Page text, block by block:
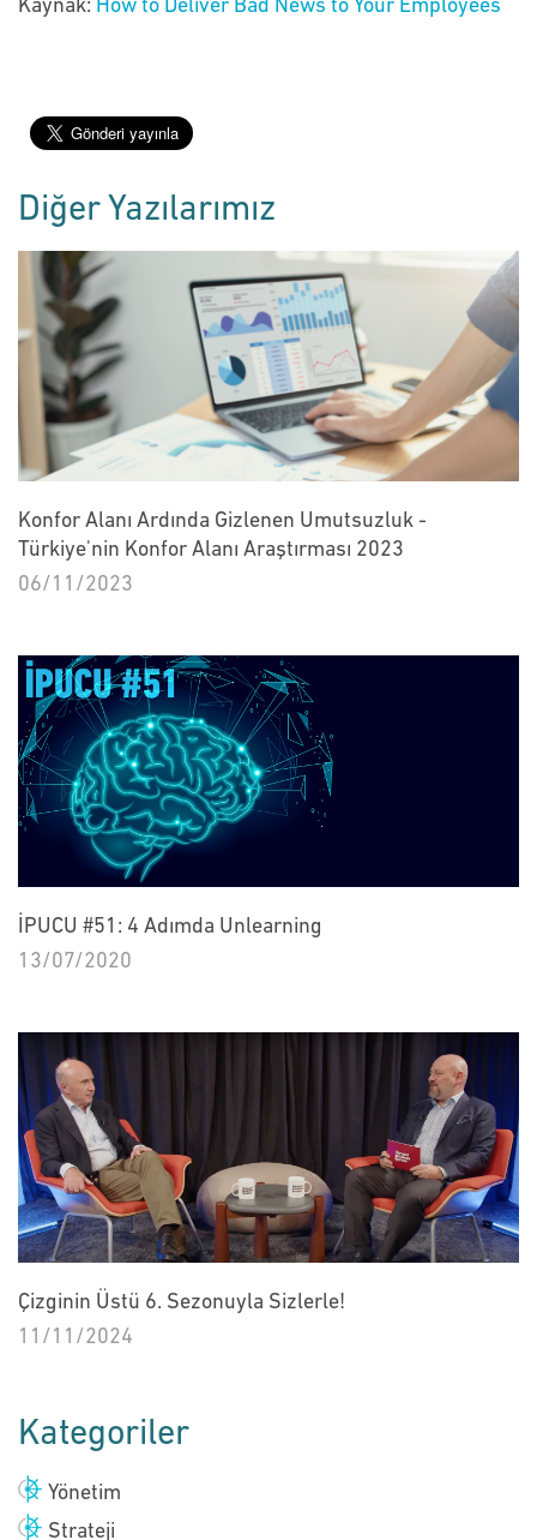
Kaynak: How to Deliver Bad News to Your Employees
Diğer Yazılarımız
Konfor Alanı Ardında Gizlenen Umutsuzluk -
Türkiye'nin Konfor Alanı Araştırması 2023
06/11/2023
İPUCU #51: 4 Adımda Unlearning
13/07/2020
Çizginin Üstü 6. Sezonuyla Sizlerle!
11/11/2024
Kategoriler
Yönetim
Strateji